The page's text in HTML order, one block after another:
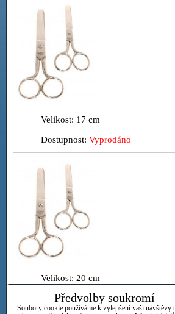
Velikost: 17 cm
Dostupnost: Vyprodáno
Velikost: 20 cm
Dostupnost: Vyprodáno
Předvolby soukromí
Soubory cookie používáme k vylepšení vaší návštěvy